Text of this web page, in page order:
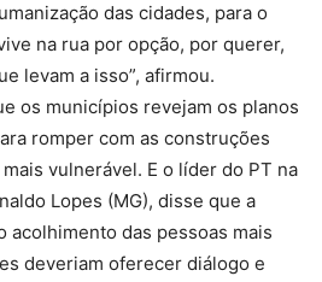
das cidades, para o
na rua por opção, por querer,
levam a isso”, afirmou.
os municípios revejam os planos
romper com as construções
vulnerável. E o líder do PT na
Lopes (MG), disse que a
acolhimento das pessoas mais
deveriam oferecer diálogo e